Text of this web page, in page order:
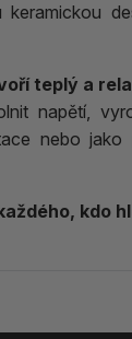
teplý a
napětí,
nebo jako
kdo